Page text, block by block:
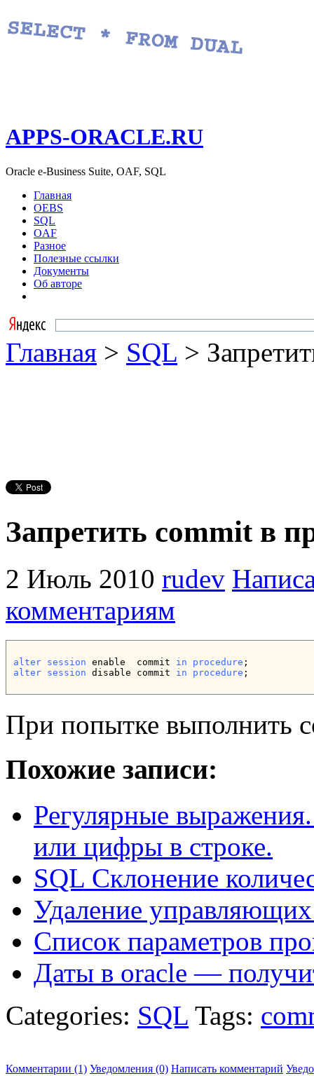
APPS-ORACLE.RU
Oracle e-Business Suite, OAF, SQL
Главная
OEBS
SQL
OAF
Разное
Полезные ссылки
Документы
Об авторе
Главная > SQL >
Запретить commit в
2 Июль 2010 rudev
комментариям
alter session enable  commit in procedure
alter session disable commit in procedure ;
При попытке выполнить
Похожие записи:
Регулярные
или цифры в строке.
SQL Склонение
Удаление
Список параметров
Даты в oracle —
Categories: SQL Tags:
Комментарии (1) Уведомления (0) Написать комментарий